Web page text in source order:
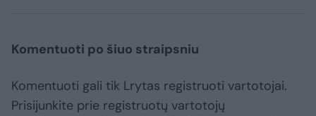
Komentuoti po šiuo straipsniu
Komentuoti gali tik Lrytas registruoti vartotojai.
Prisijunkite prie registruotų vartotojų